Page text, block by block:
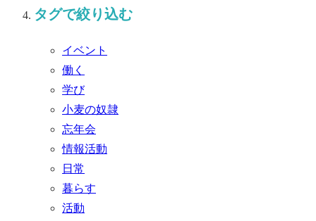
タグで絞り込む
イベント
働く
学び
小麦の奴隷
忘年会
情報活動
日常
暮らす
活動